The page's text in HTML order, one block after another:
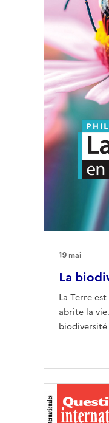
La
La Terre
abrite la
19 mai